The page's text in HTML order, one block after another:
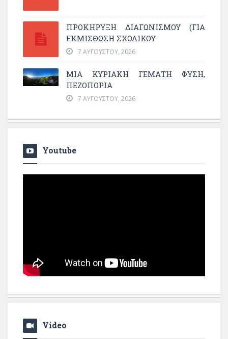
ΠΡΟΚΗΡΥΞΗ ΔΙΑΓΩΝΙΣΜΟΥ (ΓΙΑ
ΕΚΜΊΣΘΩΣΗ ΣΧΟΛΙΚΟΎ
7 ΑΥΓΟΎΣΤΟΥ, 2026
ΜΙΑ ΚΥΡΙΑΚΉ ΓΕΜΆΤΗ ΦΎΣΗ,
ΠΕΖΟΠΟΡΊΑ
7 ΑΥΓΟΎΣΤΟΥ, 2026
Youtube
Video